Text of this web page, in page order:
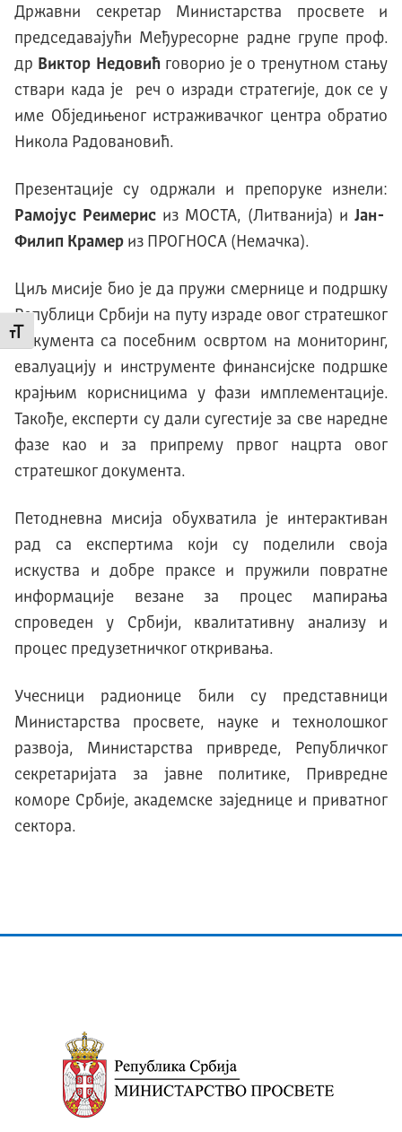
Промени величину слова
Државни секретар Министарства просвете и
председавајући Међуресорне радне групе проф.
др Виктор Недовићговорио је о тренутном стању
ствари када је реч о изради стратегије, док се у
име Обједињеног истраживачког центра обратио
Никола Радовановић.
Презентације су одржали и препоруке изнели:
Рамојус Реимерис из МОСТА, (Литванија) и Јан-
Филип Крамер из ПРОГНОСА (Немачка).
Циљ мисије био је да пружи смернице и подршку
Републици Србији на путу израде овог стратешког
документа са посебним освртом на мониторинг,
евалуацију и инструменте финансијске подршке
крајњим корисницима у фази имплементације.
Такође, експерти су дали сугестије за све наредне
фазе као и за припрему првог нацрта овог
стратешког документа.
Петодневна мисија обухватила је интерактиван
рад са експертима који су поделили своја
искуства и добре праксе и пружили повратне
информације везане за процес мапирања
спроведен у Србији, квалитативну анализу и
процес предузетничког откривања.
Учесници радионице били су представници
Министарства просвете, науке и технолошког
развоја, Министарства привреде, Републичког
секретаријата за јавне политике, Привредне
коморе Србије, академске заједнице и приватног
сектора.